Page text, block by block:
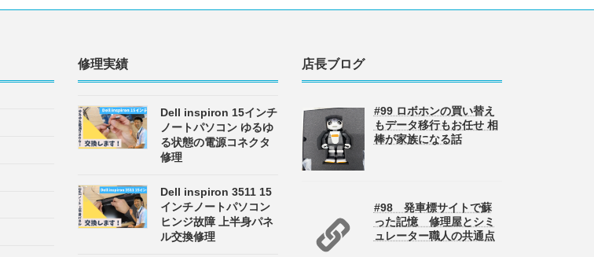
修理実績
Dell inspiron 15インチ
ノートパソコン ゆるゆ
る状態の電源コネクタ
修理
Dell inspiron 3511 15
インチノートパソコン
ヒンジ故障 上半身パネ
ル交換修理
店長ブログ
#99 ロボホンの買い替え
もデータ移行もお任せ 相
棒が家族になる話
#98 発車標サイトで蘇
った記憶 修理屋とシミ
ュレーター職人の共通点